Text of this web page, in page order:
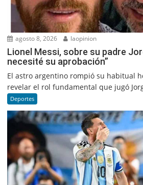
agosto 8, 2026 laopinion
Lionel Messi, sobre su padre
necesité su aprobación”
El astro argentino rompió su habitual
revelar el rol fundamental que jugó
Deportes